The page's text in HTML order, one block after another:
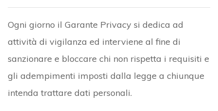
Ogni giorno il Garante Privacy si dedica ad
attività di vigilanza ed interviene al fine di
sanzionare e bloccare chi non rispetta i requisiti e
gli adempimenti imposti dalla legge a chiunque
intenda trattare dati personali.